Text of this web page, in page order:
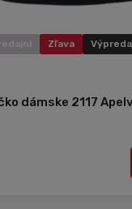
Zľava
dámske 2117